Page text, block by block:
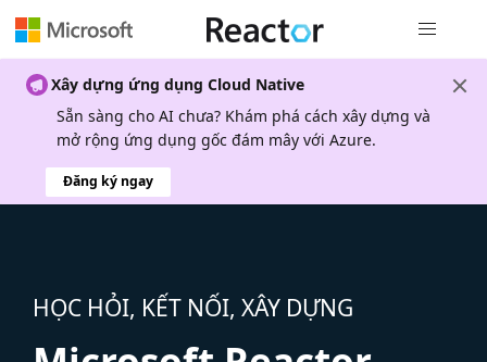
Xây dựng ứng dụng Cloud Native
Sẵn sàng cho AI chưa? Khám phá cách xây dựng và
mở rộng ứng dụng gốc đám mây với Azure.
Đăng ký ngay
HỌC HỎI, KẾT NỐI, XÂY DỰNG